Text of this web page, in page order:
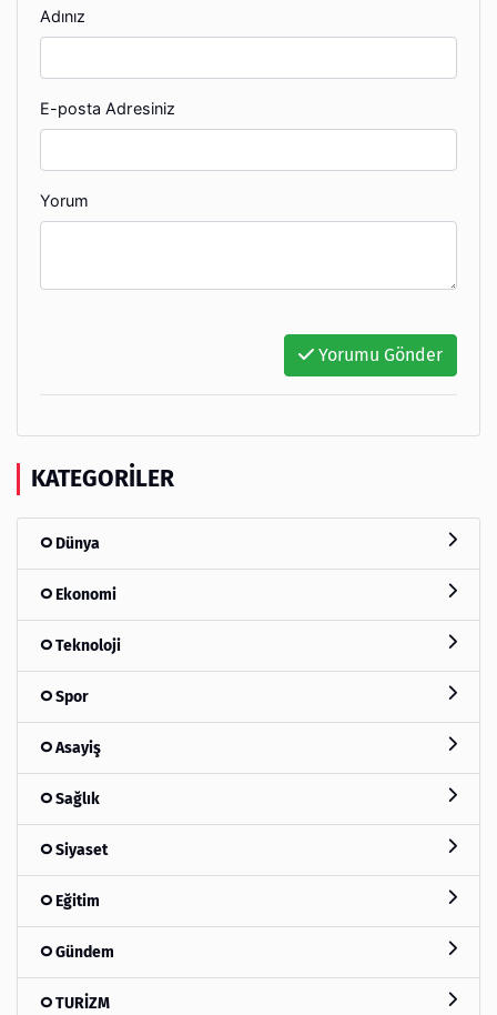
Adınız
E-posta Adresiniz
Yorum
Yorumu Gönder
KATEGORILER
Dünya
Ekonomi
Teknoloji
Spor
Asayiş
Sağlık
Siyaset
Eğitim
Gündem
TURİZM